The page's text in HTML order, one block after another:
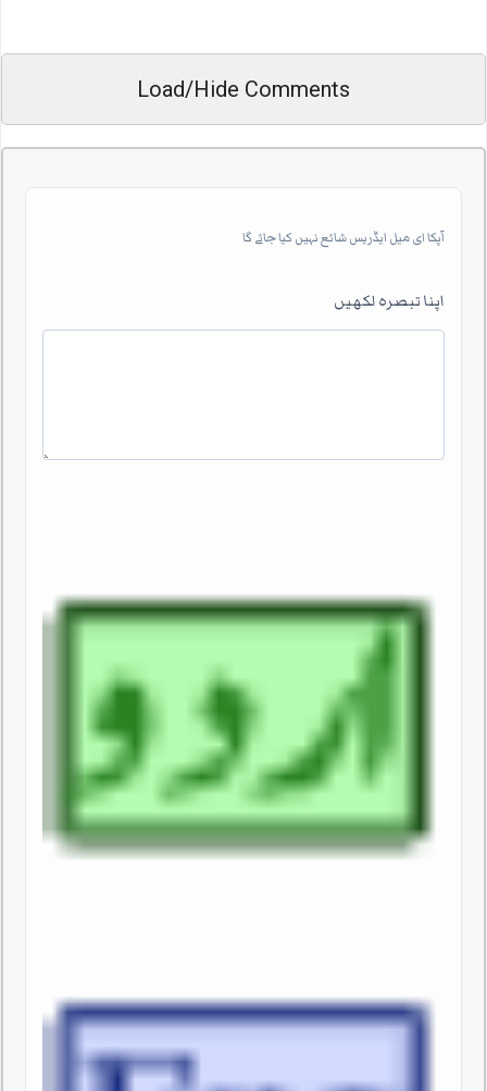
Load/Hide Comments
آپکا ای میل ایڈریس شائع نہیں کیا جائے گا
اپنا تبصرہ لکھیں